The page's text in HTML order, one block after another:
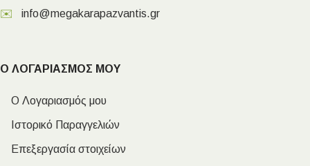
✉️ info@megakarapazvantis.gr
Ο ΛΟΓΑΡΙΑΣΜΟΣ ΜΟΥ
Ο Λογαριασμός μου
Ιστορικό Παραγγελιών
Επεξεργασία στοιχείων